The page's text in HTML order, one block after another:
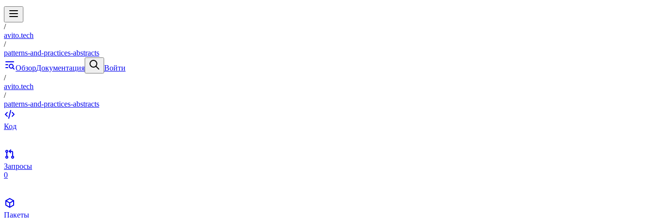
/
avito.tech
/
patterns-and-practices-abstracts
ОбзорДокументация
Войти
/
avito.tech
/
patterns-and-practices-abstracts
Код
Запросы
0
Пакеты